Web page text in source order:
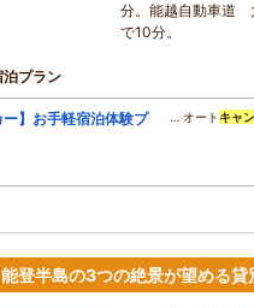
分。能越自動車道
で10分。
泊プラン
ー】お手軽宿泊体験プ
… オート キャ
登半島の3つの絶景が望める貸